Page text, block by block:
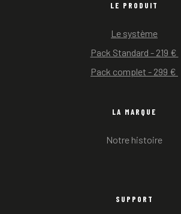
LE PRODUIT
Le système
Pack Standard - 219 €
Pack complet - 299 €
LA MARQUE
Notre histoire
SUPPORT